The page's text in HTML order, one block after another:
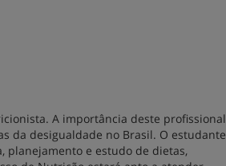
A importância deste profissional
da desigualdade no Brasil. O estudante
planejamento e estudo de dietas,